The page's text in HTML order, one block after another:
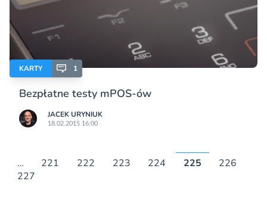
KARTY 1
Bezpłatne testy mPOS-ów
JACEK URYNIUK
18.02.2015 16:00
… 221 222 223 224 225
226
227